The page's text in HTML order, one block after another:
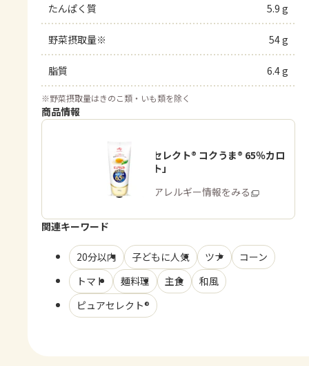
たんぱく質 5.9 g
野菜摂取量※ 54 g
脂質 6.4 g
※野菜摂取量はきのこ類・いも類を除く
商品情報
「ピュアセレクト® コクうま® 65％カロ
リーカット」
商品・アレルギー情報をみる
関連キーワード
20分以内 子どもに人気 ツナ
コーン
トマト
麺料理 主食
和風
ピュアセレクト®